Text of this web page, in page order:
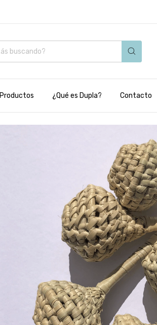
Productos ¿Qué es Dupla? Contacto